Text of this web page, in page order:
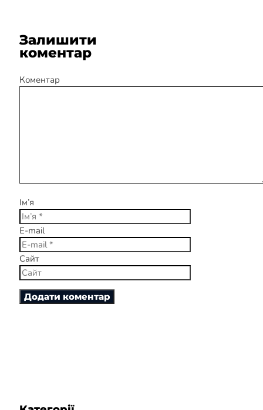
Залишити
коментар
Коментар
Ім’я
E-mail
Сайт